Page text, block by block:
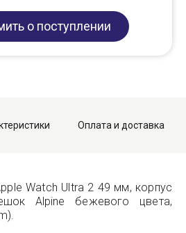
о поступлении
Оплата и доставка
Watch Ultra 2 49 мм, корпус
Alpine бежевого цвета,